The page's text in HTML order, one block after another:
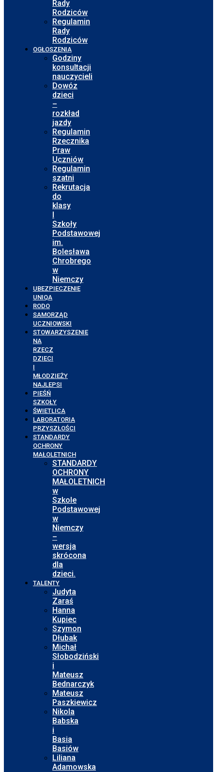
Rady
Rodziców
Regulamin
Rady
Rodziców
OGŁOSZENIA
Godziny
konsultacji
nauczycieli
Dowóz
dzieci
–
rozkład
jazdy
Regulamin
Rzecznika
Praw
Uczniów
Regulamin
szatni
Rekrutacja
do
klasy
I
Szkoły
Podstawowej
im.
Bolesława
Chrobrego
w
Niemczy
UBEZPIECZENIE
UNIQA
RODO
SAMORZĄD
UCZNIOWSKI
STOWARZYSZENIE
NA
RZECZ
DZIECI
I
MŁODZIEŻY
NAJLEPSI
PIEŚŃ
SZKOŁY
ŚWIETLICA
LABORATORIA
PRZYSZŁOŚCI
STANDARDY
OCHRONY
MAŁOLETNICH
STANDARDY
OCHRONY
MAŁOLETNICH
w
Szkole
Podstawowej
w
Niemczy
–
wersja
skrócona
dla
dzieci.
TALENTY
Judyta
Zaraś
Hanna
Kupiec
Szymon
Dłubak
Michał
Słobodziński
i
Mateusz
Bednarczyk
Mateusz
Paszkiewicz
Nikola
Babska
i
Basia
Basiów
Liliana
Adamowska